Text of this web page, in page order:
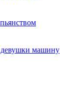
девушки машину